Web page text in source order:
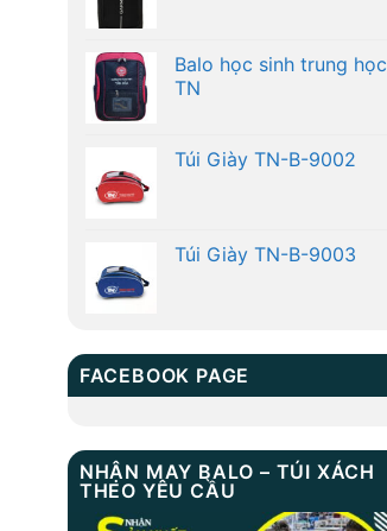
Balo học sinh trung học
TN
Túi Giày TN-B-9002
Túi Giày TN-B-9003
FACEBOOK PAGE
NHẬN MAY BALO – TÚI XÁCH
THEO YÊU CẦU